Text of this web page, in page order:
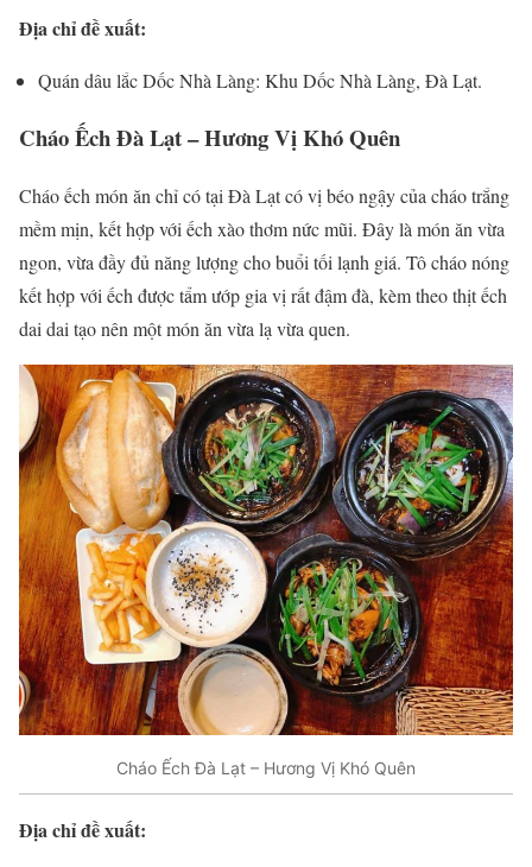
Địa chỉ đề xuất:
Quán dâu lắc Dốc Nhà Làng: Khu Dốc Nhà Làng, Đà Lạt.
Cháo Ếch Đà Lạt – Hương Vị Khó Quên
Cháo ếch món ăn chỉ có tại Đà Lạt có vị béo ngậy của cháo trắng
mềm mịn, kết hợp với ếch xào thơm nức mũi. Đây là món ăn vừa
ngon, vừa đầy đủ năng lượng cho buổi tối lạnh giá. Tô cháo nóng
kết hợp với ếch được tẩm ướp gia vị rất đậm đà, kèm theo thịt ếch
dai dai tạo nên một món ăn vừa lạ vừa quen.
Cháo Ếch Đà Lạt – Hương Vị Khó Quên
Địa chỉ đề xuất: